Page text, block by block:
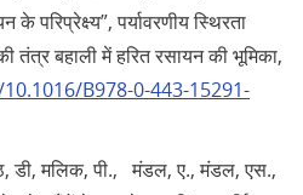
परिप्रेक्ष्य”, पर्यावरणीय स्थिरता
तंत्र बहाली में हरित रसायन की भूमिका,
B978-0-443-15291-
डी, मलिक, पी., मंडल, ए., मंडल, एस.,